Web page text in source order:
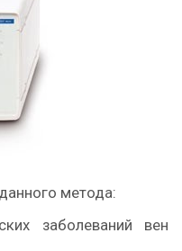
метода:
заболеваний вен